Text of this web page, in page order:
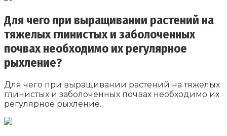
Для чего при выращивании растений на
тяжелых глинистых и заболоченных
почвах необходимо их регулярное
рыхление?
Для чего при выращивании растений на тяжелых
глинистых и заболоченных почвах необходимо их
регулярное рыхление.